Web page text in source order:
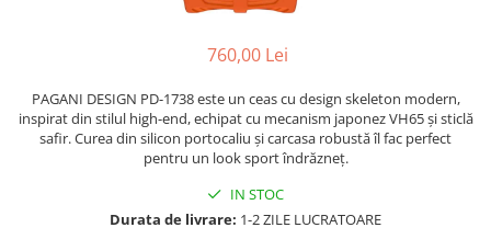
760,00 Lei
PAGANI DESIGN PD-1738 este un ceas cu design skeleton modern,
inspirat din stilul high-end, echipat cu mecanism japonez VH65 și sticlă
safir. Curea din silicon portocaliu și carcasa robustă îl fac perfect
pentru un look sport îndrăzneț.
IN STOC
Durata de livrare: 1-2 ZILE LUCRATOARE